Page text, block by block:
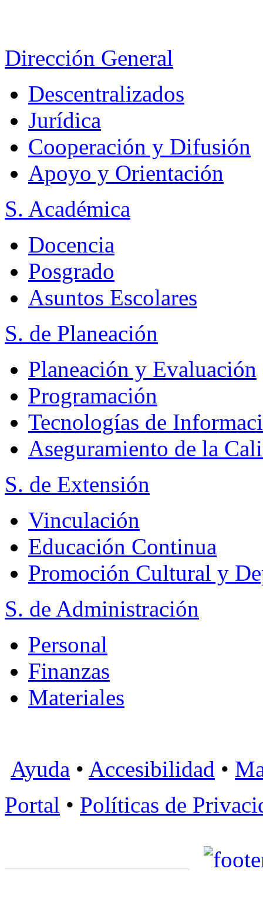
Dirección General
Descentralizados
Jurídica
Cooperación y Difusión
Apoyo y Orientación
S. Académica
Docencia
Posgrado
Asuntos Escolares
S. de Planeación
Planeación y Evaluación
Programación
Tecnologías de
Aseguramiento de la
S. de Extensión
Vinculación
Educación Continua
Promoción Cultural y
S. de Administración
Personal
Finanzas
Materiales
Ayuda • Accesibilidad •
Portal • Políticas de